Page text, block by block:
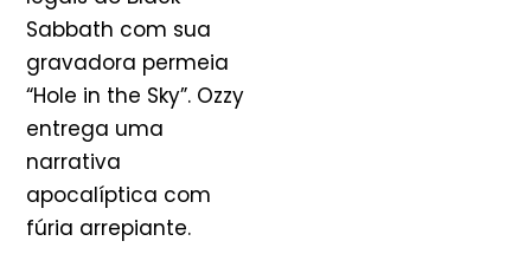
Sabbath com sua
gravadora permeia
“Hole in the Sky”. Ozzy
entrega uma
narrativa
apocalíptica com
fúria arrepiante.